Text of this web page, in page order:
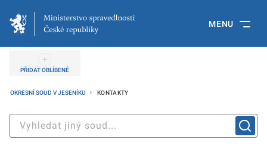
MENU
PŘIDAT OBLÍBENÉ
OKRESNÍ SOUD V JESENÍKU KONTAKTY